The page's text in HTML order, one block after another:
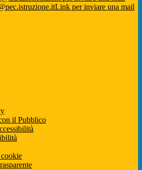
Link per inviare una mail
il Pubblico
cookie